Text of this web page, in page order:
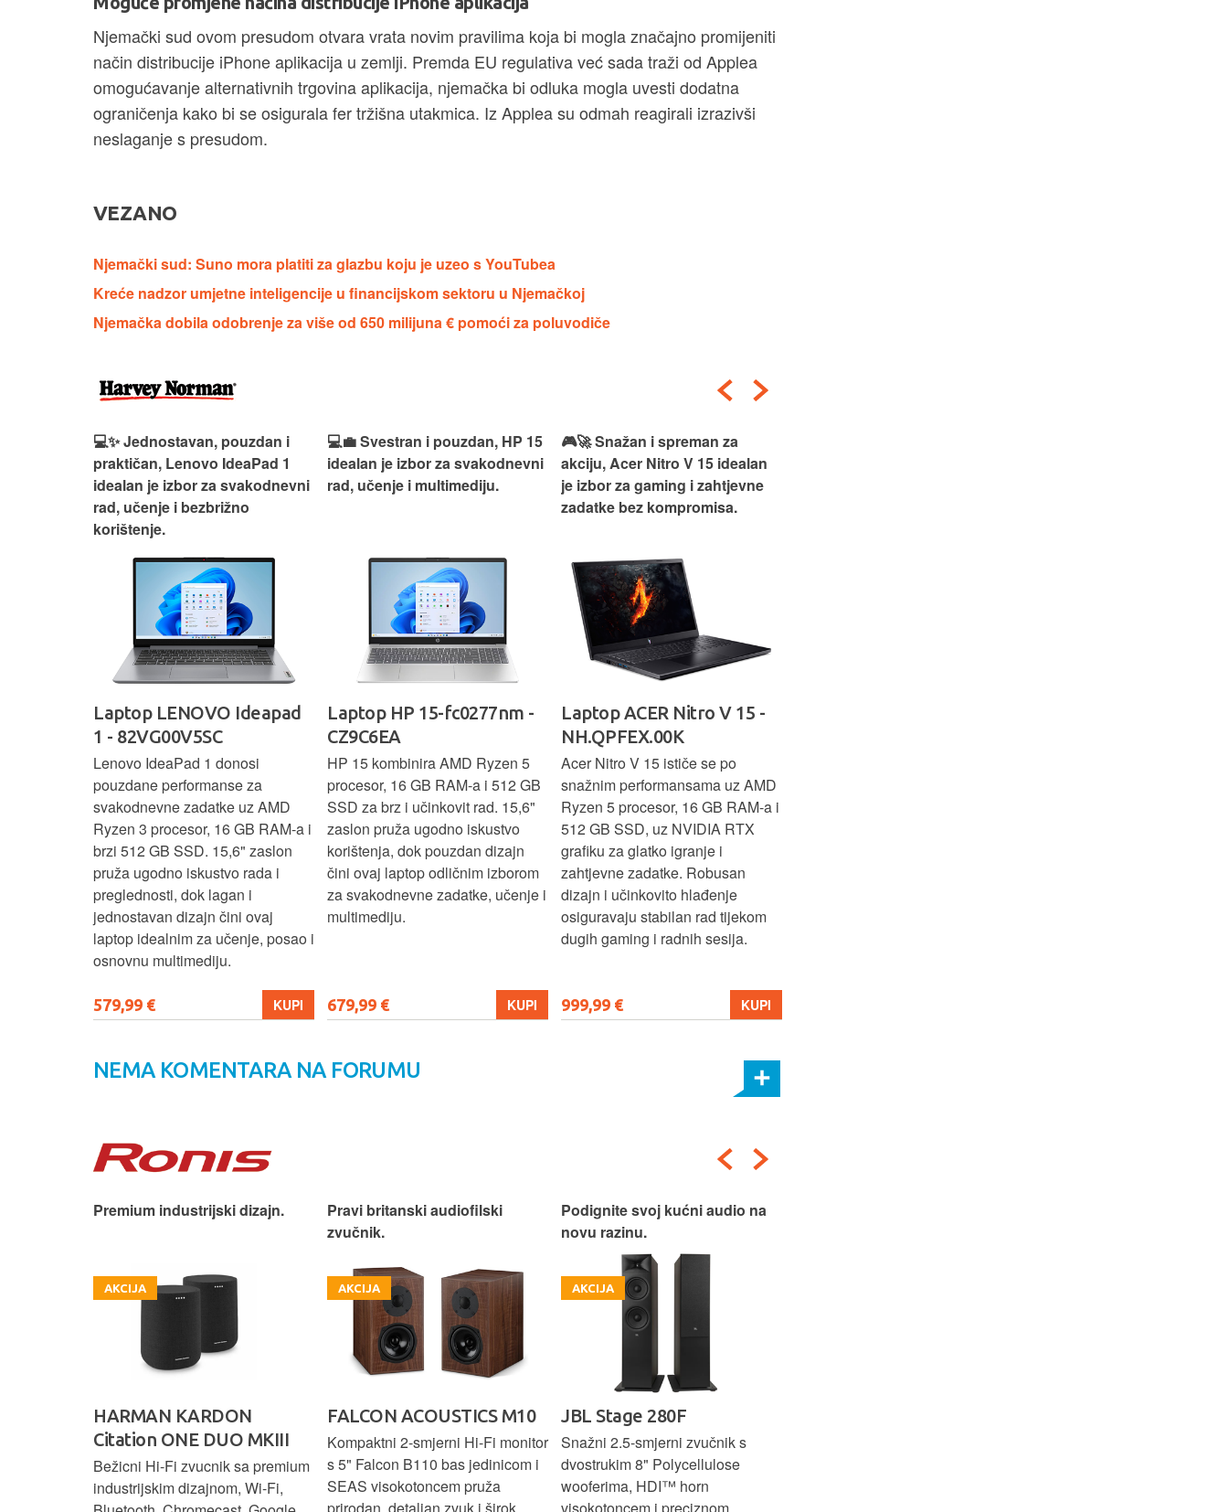
Njemački sud ovom presudom otvara vrata novim pravilima koja bi mogla značajno promijeniti
način distribucije iPhone aplikacija u zemlji. Premda EU regulativa već sada traži od Applea
omogućavanje alternativnih trgovina aplikacija, njemačka bi odluka mogla uvesti dodatna
ograničenja kako bi se osigurala fer tržišna utakmica. Iz Applea su odmah reagirali izrazivši
neslaganje s presudom.
VEZANO
Njemački sud: Suno mora platiti za glazbu koju je uzeo s YouTubea
Kreće nadzor umjetne inteligencije u financijskom sektoru u Njemačkoj
Njemačka dobila odobrenje za više od 650 milijuna € pomoći za poluvodiče
💻✨ Jednostavan, pouzdan i
praktičan, Lenovo IdeaPad 1
idealan je izbor za svakodnevni
rad, učenje i bezbrižno
korištenje.
Laptop LENOVO Ideapad
1 - 82VG00V5SC
Lenovo IdeaPad 1 donosi
pouzdane performanse za
svakodnevne zadatke uz AMD
Ryzen 3 procesor, 16 GB RAM-a i
brzi 512 GB SSD. 15,6" zaslon
pruža ugodno iskustvo rada i
preglednosti, dok lagan i
jednostavan dizajn čini ovaj
laptop idealnim za učenje, posao i
osnovnu multimediju.
579,99 € KUPI
💻💼 Svestran i pouzdan, HP 15
idealan je izbor za svakodnevni
rad, učenje i multimediju.
Laptop HP 15-fc0277nm -
CZ9C6EA
HP 15 kombinira AMD Ryzen 5
procesor, 16 GB RAM-a i 512 GB
SSD za brz i učinkovit rad. 15,6"
zaslon pruža ugodno iskustvo
korištenja, dok pouzdan dizajn
čini ovaj laptop odličnim izborom
za svakodnevne zadatke, učenje i
multimediju.
679,99 € KUPI
🎮🚀 Snažan i spreman za
akciju, Acer Nitro V 15 idealan
je izbor za gaming i zahtjevne
zadatke bez kompromisa.
Laptop ACER Nitro V 15 -
NH.QPFEX.00K
Acer Nitro V 15 ističe se po
snažnim performansama uz AMD
Ryzen 5 procesor, 16 GB RAM-a i
512 GB SSD, uz NVIDIA RTX
grafiku za glatko igranje i
zahtjevne zadatke. Robusan
dizajn i učinkovito hlađenje
osiguravaju stabilan rad tijekom
dugih gaming i radnih sesija.
999,99 € KUPI
NEMA KOMENTARA NA FORUMU
Premium industrijski dizajn.
AKCIJA
HARMAN KARDON
Citation ONE DUO MKIII
Bežicni Hi-Fi zvucnik sa premium
industrijskim dizajnom, Wi-Fi,
Pravi britanski audiofilski
zvučnik.
AKCIJA
FALCON ACOUSTICS M10
Kompaktni 2-smjerni Hi-Fi monitor
s 5" Falcon B110 bas jedinicom i
SEAS visokotoncem pruža
prirodan, detaljan zvuk i širok
Podignite svoj kućni audio na
novu razinu.
AKCIJA
JBL Stage 280F
Snažni 2.5-smjerni zvučnik s
dvostrukim 8" Polycellulose
wooferima, HDI™ horn
visokotoncem i preciznom